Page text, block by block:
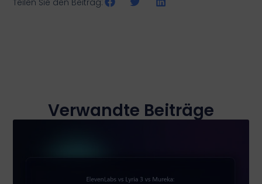
Teilen Sie den Beitrag:
Verwandte Beiträge